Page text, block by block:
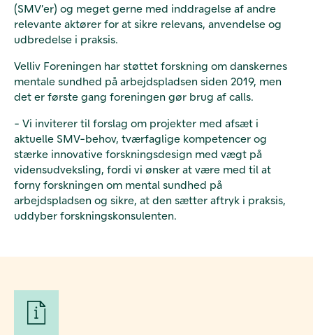
(SMV’er) og meget gerne med inddragelse af andre
relevante aktører for at sikre relevans, anvendelse og
udbredelse i praksis.
Velliv Foreningen har støttet forskning om danskernes
mentale sundhed på arbejdspladsen siden 2019, men
det er første gang foreningen gør brug af calls.
- Vi inviterer til forslag om projekter med afsæt i
aktuelle SMV-behov, tværfaglige kompetencer og
stærke innovative forskningsdesign med vægt på
vidensudveksling, fordi vi ønsker at være med til at
forny forskningen om mental sundhed på
arbejdspladsen og sikre, at den sætter aftryk i praksis,
uddyber forskningskonsulenten.